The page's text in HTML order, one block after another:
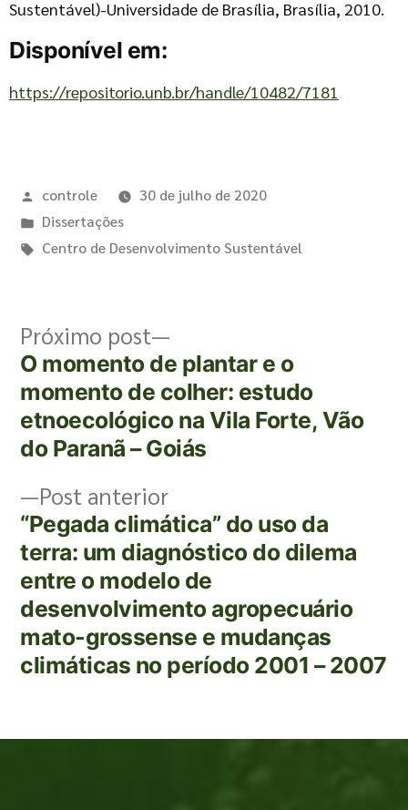
Sustentável)-Universidade de Brasília, Brasília, 2010.
Disponível em:
https://repositorio.unb.br/handle/10482/7181
controle
30 de julho de 2020
Dissertações
Centro de Desenvolvimento Sustentável
Post anterior
“Pegada climática” do uso da
terra: um diagnóstico do dilema
entre o modelo de
desenvolvimento agropecuário
mato-grossense e mudanças
climáticas no período 2001 – 2007
Próximo post
O momento de plantar e o
momento de colher: estudo
etnoecológico na Vila Forte, Vão
do Paranã – Goiás